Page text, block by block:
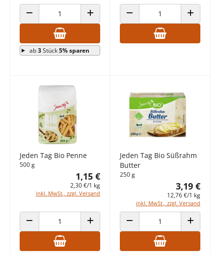
ANZAHL VERRINGERN ANZAHL ERHÖHEN
ab3Stück5% sparen
ANZAHL VERRINGERN ANZAHL
Jeden Tag Bio Penne
500 g
1,15 €
2,30 €/1 kg
inkl. MwSt., zzgl. Versand
ANZAHL VERRINGERN ANZAHL ERHÖHEN
Jeden Tag Bio Süßrahm
Butter
250 g
3,19 €
12,76 €/1 kg
inkl. MwSt., zzgl. Versand
ANZAHL VERRINGERN ANZAHL